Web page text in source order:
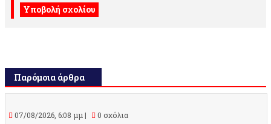
Παρόμοια άρθρα
07/08/2026, 6:08 μμ | 0 σχόλια